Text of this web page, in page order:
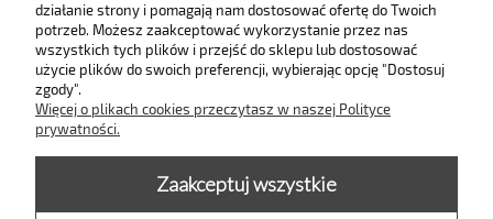
INFORMACJE
PŁATNOŚCI I DOSTAWA
działanie strony i pomagają nam dostosować ofertę do Twoich
potrzeb. Możesz zaakceptować wykorzystanie przez nas
wszystkich tych plików i przejść do sklepu lub dostosować
użycie plików do swoich preferencji, wybierając opcję "Dostosuj
zgody".
Więcej o plikach cookies przeczytasz w naszej Polityce
prywatności.
Zaakceptuj wszystkie